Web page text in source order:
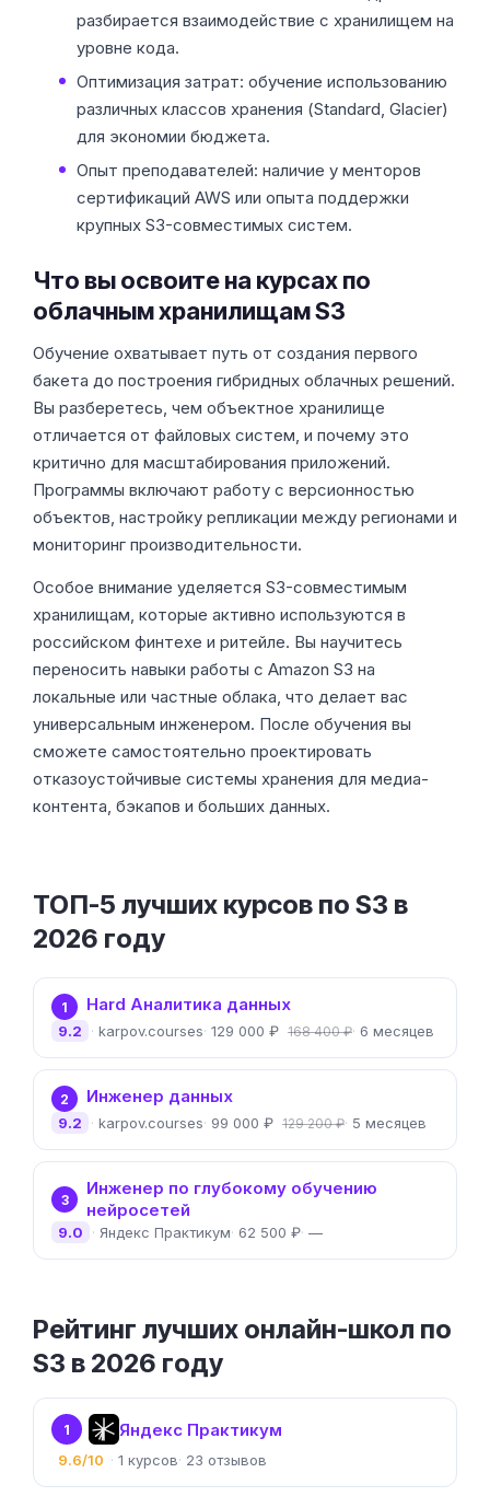
разбирается взаимодействие с хранилищем на
уровне кода.
Оптимизация затрат: обучение использованию
различных классов хранения (Standard, Glacier)
для экономии бюджета.
Опыт преподавателей: наличие у менторов
сертификаций AWS или опыта поддержки
крупных S3-совместимых систем.
Что вы освоите на курсах по
облачным хранилищам S3
Обучение охватывает путь от создания первого
бакета до построения гибридных облачных решений.
Вы разберетесь, чем объектное хранилище
отличается от файловых систем, и почему это
критично для масштабирования приложений.
Программы включают работу с версионностью
объектов, настройку репликации между регионами и
мониторинг производительности.
Особое внимание уделяется S3-совместимым
хранилищам, которые активно используются в
российском финтехе и ритейле. Вы научитесь
переносить навыки работы с Amazon S3 на
локальные или частные облака, что делает вас
универсальным инженером. После обучения вы
сможете самостоятельно проектировать
отказоустойчивые системы хранения для медиа-
контента, бэкапов и больших данных.
ТОП-5 лучших курсов по S3 в
2026 году
1 Hard Аналитика данных
karpov.courses 129 000 ₽ 168 400 ₽ 6 месяцев
9.2
2 Инженер данных
karpov.courses 99 000 ₽ 129 200 ₽ 5 месяцев
9.2
3
Инженер по глубокому обучению
нейросетей
Яндекс Практикум 62 500 ₽ —
9.0
Рейтинг лучших онлайн-школ по
S3 в 2026 году
1 Яндекс Практикум
9.6/10 1 23